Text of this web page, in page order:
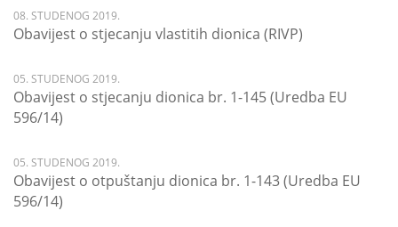
08. STUDENOG 2019.
Obavijest o stjecanju vlastitih dionica (RIVP)
05. STUDENOG 2019.
Obavijest o stjecanju dionica br. 1-145 (Uredba EU
596/14)
05. STUDENOG 2019.
Obavijest o otpuštanju dionica br. 1-143 (Uredba EU
596/14)